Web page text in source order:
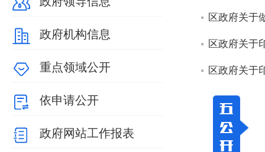
政府机构信息
重点领域公开
依申请公开
政府网站工作报表
区政府关于
区政府关于
区政府关于